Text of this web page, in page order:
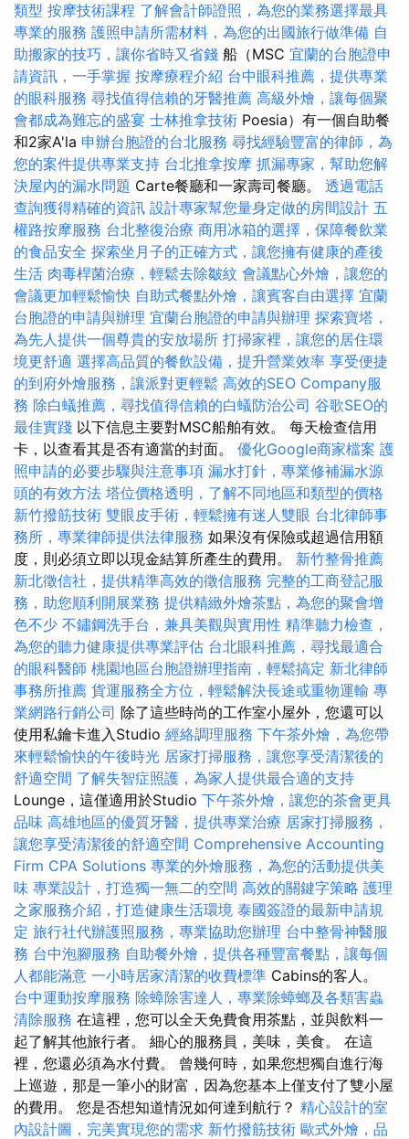
類型 按摩技術課程 了解會計師證照，為您的業務選擇最具
專業的服務 護照申請所需材料，為您的出國旅行做準備 自
助搬家的技巧，讓你省時又省錢 船（MSC 宜蘭的台胞證申
請資訊，一手掌握 按摩療程介紹 台中眼科推薦，提供專業
的眼科服務 尋找值得信賴的牙醫推薦 高級外燴，讓每個聚
會都成為難忘的盛宴 士林推拿技術 Poesia）有一個自助餐
和2家A'la 申辦台胞證的台北服務 尋找經驗豐富的律師，為
您的案件提供專業支持 台北推拿按摩 抓漏專家，幫助您解
決屋內的漏水問題 Carte餐廳和一家壽司餐廳。 透過電話
查詢獲得精確的資訊 設計專家幫您量身定做的房間設計 五
權路按摩服務 台北整復治療 商用冰箱的選擇，保障餐飲業
的食品安全 探索坐月子的正確方式，讓您擁有健康的產後
生活 肉毒桿菌治療，輕鬆去除皺紋 會議點心外燴，讓您的
會議更加輕鬆愉快 自助式餐點外燴，讓賓客自由選擇 宜蘭
台胞證的申請與辦理 宜蘭台胞證的申請與辦理 探索寶塔，
為先人提供一個尊貴的安放場所 打掃家裡，讓您的居住環
境更舒適 選擇高品質的餐飲設備，提升營業效率 享受便捷
的到府外燴服務，讓派對更輕鬆 高效的SEO Company服
務 除白蟻推薦，尋找值得信賴的白蟻防治公司 谷歌SEO的
最佳實踐 以下信息主要對MSC船舶有效。 每天檢查信用
卡，以查看其是否有適當的封面。 優化Google商家檔案 護
照申請的必要步驟與注意事項 漏水打針，專業修補漏水源
頭的有效方法 塔位價格透明，了解不同地區和類型的價格
新竹撥筋技術 雙眼皮手術，輕鬆擁有迷人雙眼 台北律師事
務所，專業律師提供法律服務 如果沒有保險或超過信用額
度，則必須立即以現金結算所產生的費用。 新竹整骨推薦
新北徵信社，提供精準高效的徵信服務 完整的工商登記服
務，助您順利開展業務 提供精緻外燴茶點，為您的聚會增
色不少 不鏽鋼洗手台，兼具美觀與實用性 精準聽力檢查，
為您的聽力健康提供專業評估 台北眼科推薦，尋找最適合
的眼科醫師 桃園地區台胞證辦理指南，輕鬆搞定 新北律師
事務所推薦 貨運服務全方位，輕鬆解決長途或重物運輸 專
業網路行銷公司 除了這些時尚的工作室小屋外，您還可以
使用私鑰卡進入Studio 經絡調理服務 下午茶外燴，為您帶
來輕鬆愉快的午後時光 居家打掃服務，讓您享受清潔後的
舒適空間 了解失智症照護，為家人提供最合適的支持
Lounge，這僅適用於Studio 下午茶外燴，讓您的茶會更具
品味 高雄地區的優質牙醫，提供專業治療 居家打掃服務，
讓您享受清潔後的舒適空間 Comprehensive Accounting
Firm CPA Solutions 專業的外燴服務，為您的活動提供美
味 專業設計，打造獨一無二的空間 高效的關鍵字策略 護理
之家服務介紹，打造健康生活環境 泰國簽證的最新申請規
定 旅行社代辦護照服務，專業協助您辦理 台中整骨神醫服
務 台中泡腳服務 自助餐外燴，提供各種豐富餐點，讓每個
人都能滿意 一小時居家清潔的收費標準 Cabins的客人。
台中運動按摩服務 除蟑除害達人，專業除蟑螂及各類害蟲
清除服務 在這裡，您可以全天免費食用茶點，並與飲料一
起了解其他旅行者。 細心的服務員，美味，美食。 在這
裡，您還必須為水付費。 曾幾何時，如果您想獨自進行海
上巡遊，那是一筆小的財富，因為您基本上僅支付了雙小屋
的費用。 您是否想知道情況如何達到航行？ 精心設計的室
內設計圖，完美實現您的需求 新竹撥筋技術 歐式外燴，品